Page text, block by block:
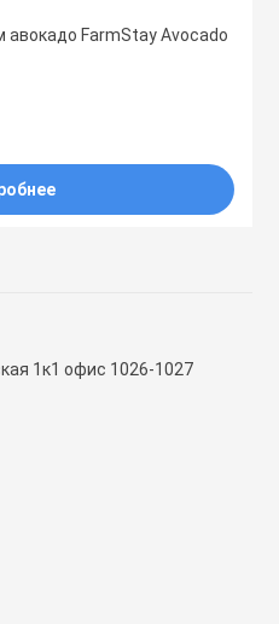
авокадо FarmStay Avocado
1к1 офис 1026-1027